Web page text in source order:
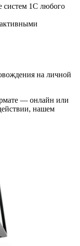
систем 1С любого
на личной
— онлайн или
нашем